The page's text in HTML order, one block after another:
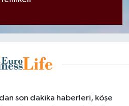
son dakika haberleri, köşe